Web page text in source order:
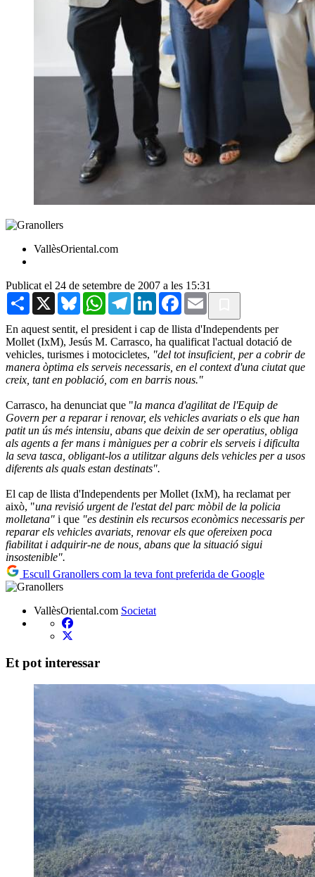
VallèsOriental.com
Publicat el 24 de setembre de 2007 a les 15:31
Share X BlueskyWhatsAppTelegramLinkedInFacebook
Email
En aquest sentit, el president i cap de llista d'Independents per
Mollet (IxM), Jesús M. Carrasco, ha qualificat l'actual dotació de
vehicles, turismes i motocicletes, "del tot insuficient, per a cobrir de
manera òptima els serveis necessaris, en el context d'una ciutat que
creix, tant en població, com en barris nous."
Carrasco, ha denunciat que "la manca d'agilitat de l'Equip de
Govern per a reparar i renovar, els vehicles avariats o els que han
patit un ús més intensiu, abans que deixin de ser operatius, obliga
als agents a fer mans i mànigues per a cobrir els serveis i dificulta
la seva tasca, obligant-los a utilitzar alguns dels vehicles per a usos
diferents als quals estan destinats".
El cap de llista d'Independents per Mollet (IxM), ha reclamat per
això, "una revisió urgent de l'estat del parc mòbil de la policia
molletana" i que "es destinin els recursos econòmics necessaris per
reparar els vehicles avariats, renovar els que ofereixen poca
fiabilitat i adquirir-ne de nous, abans que la situació sigui
insostenible".
Escull Granollers com la teva font preferida de Google
VallèsOriental.com Societat
Et pot interessar